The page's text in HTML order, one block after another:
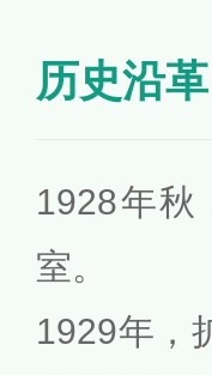
历史沿革
1928年
室。
1929年，